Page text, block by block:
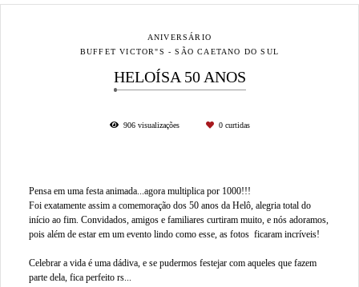
ANIVERSÁRIO
BUFFET VICTOR"S - SÃO CAETANO DO SUL
HELOÍSA 50 ANOS
906visualizações 0curtidas
Pensa em uma festa animada...agora multiplica por 1000!!!
Foi exatamente assim a comemoração dos 50 anos da Helô, alegria total do
início ao fim. Convidados, amigos e familiares curtiram muito, e nós adoramos,
pois além de estar em um evento lindo como esse, as fotos ficaram incríveis!
Celebrar a vida é uma dádiva, e se pudermos festejar com aqueles que fazem
parte dela, fica perfeito rs...